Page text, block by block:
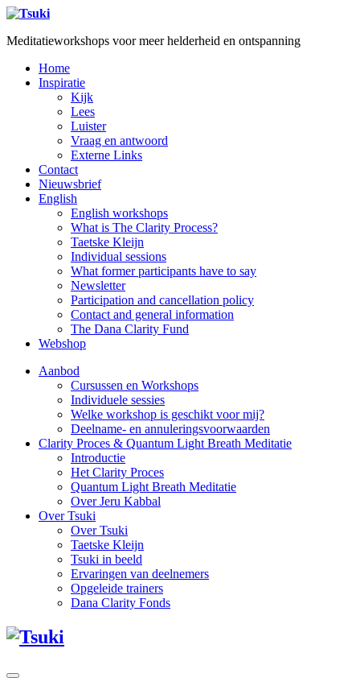
Meditatieworkshops voor meer helderheid en ontspanning
Home
Inspiratie
Kijk
Lees
Luister
Vraag en antwoord
Externe Links
Contact
Nieuwsbrief
English
English workshops
What is The Clarity Process?
Taetske Kleijn
Individual sessions
What former participants have to say
Newsletter
Participation and cancellation policy
Contact and general information
The Dana Clarity Fund
Webshop
Aanbod
Cursussen en Workshops
Individuele sessies
Welke workshop is geschikt voor mij?
Deelname- en annuleringsvoorwaarden
Clarity Proces & Quantum Light Breath Meditatie
Introductie
Het Clarity Proces
Quantum Light Breath Meditatie
Over Jeru Kabbal
Over Tsuki
Over Tsuki
Taetske Kleijn
Tsuki in beeld
Ervaringen van deelnemers
Opgeleide trainers
Dana Clarity Fonds